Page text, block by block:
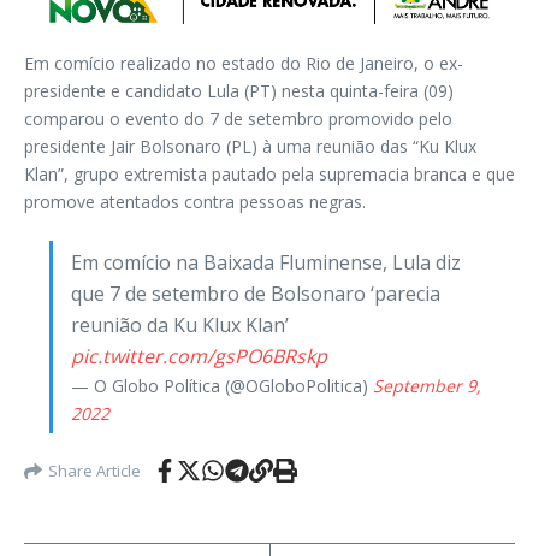
Em comício realizado no estado do Rio de Janeiro, o ex-
presidente e candidato Lula (PT) nesta quinta-feira (09)
comparou o evento do 7 de setembro promovido pelo
presidente Jair Bolsonaro (PL) à uma reunião das “Ku Klux
Klan”, grupo extremista pautado pela supremacia branca e que
promove atentados contra pessoas negras.
Em comício na Baixada Fluminense, Lula diz
que 7 de setembro de Bolsonaro ‘parecia
reunião da Ku Klux Klan’
pic.twitter.com/gsPO6BRskp
— O Globo Política (@OGloboPolitica) September 9,
2022
Share Article